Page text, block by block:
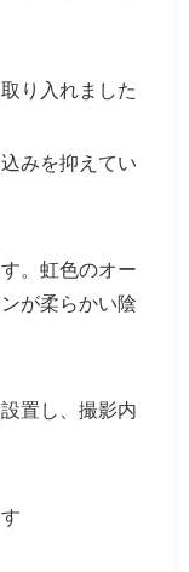
り入れました
みを抑えてい
。虹色のオー
が柔らかい陰
置し、撮影内